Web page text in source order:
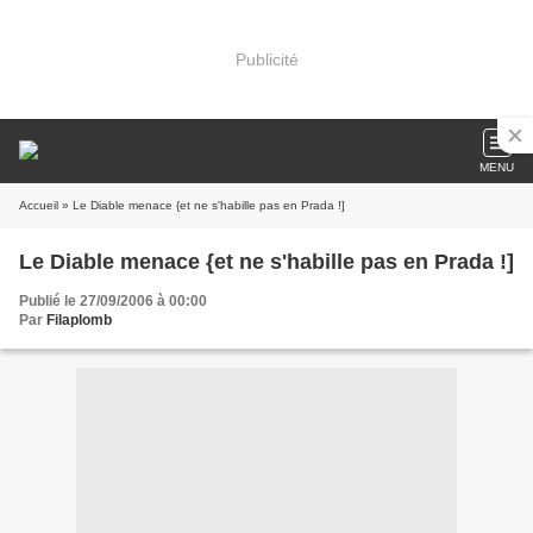
Publicité
MENU
Accueil » Le Diable menace {et ne s'habille pas en Prada !]
Le Diable menace {et ne s'habille pas en Prada !]
Publié le 27/09/2006 à 00:00
Par Filaplomb